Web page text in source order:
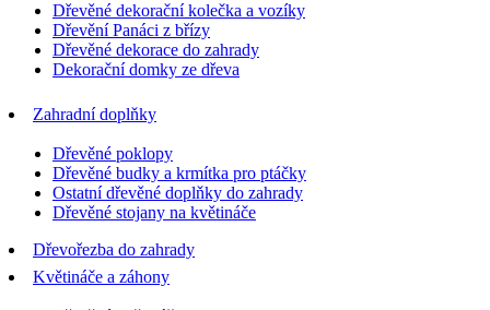
Dřevěné dekorační kolečka a vozíky
Dřevění Panáci z břízy
Dřevěné dekorace do zahrady
Dekorační domky ze dřeva
Zahradní doplňky
Dřevěné poklopy
Dřevěné budky a krmítka pro ptáčky
Ostatní dřevěné doplňky do zahrady
Dřevěné stojany na květináče
Dřevořezba do zahrady
Květináče a záhony